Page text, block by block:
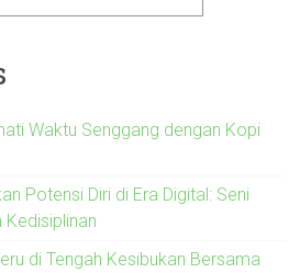
Waktu Senggang dengan Kopi
Potensi Diri di Era Digital: Seni
di Tengah Kesibukan Bersama